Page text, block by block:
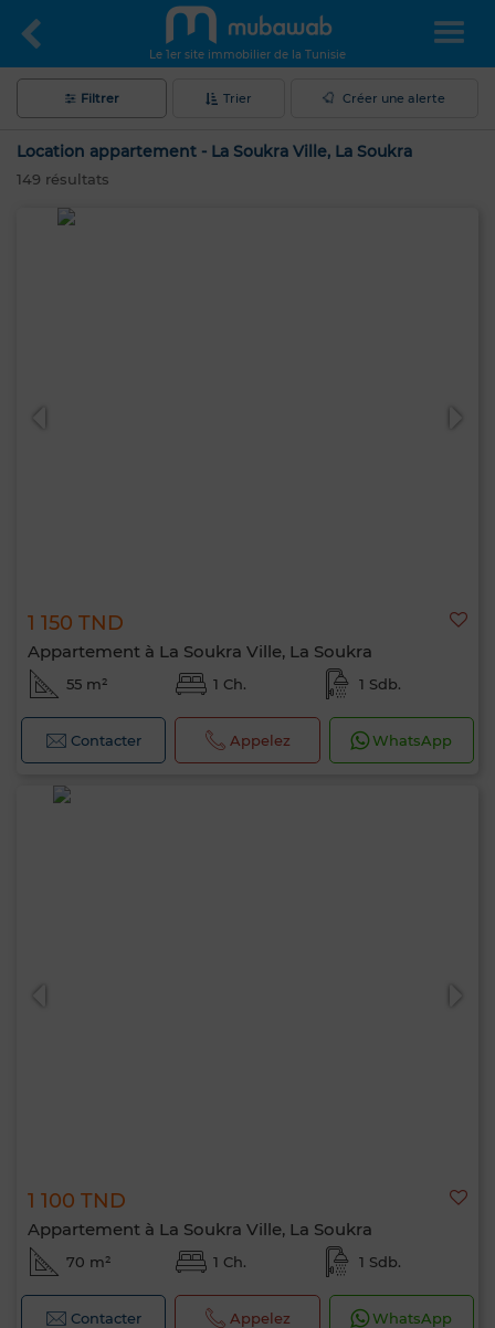
Le 1er site immobilier de la Tunisie
Filtrer Trier Créer une alerte
Location appartement - La Soukra Ville, La Soukra
149 résultats
1 150 TND
Appartement à La Soukra Ville, La Soukra
55 m² 1 Ch. 1 Sdb.
Contacter Appelez WhatsApp
1 100 TND
Appartement à La Soukra Ville, La Soukra
70 m² 1 Ch. 1 Sdb.
Contacter Appelez WhatsApp